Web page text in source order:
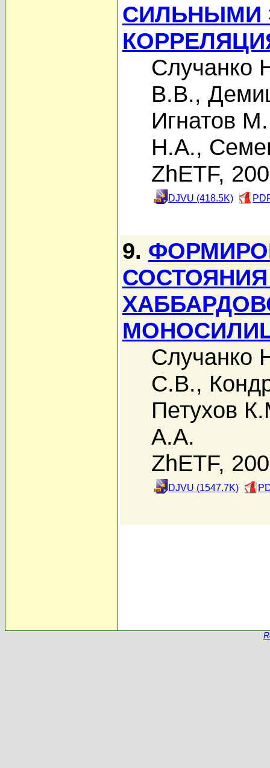
СИЛЬНЫМИ
Случанко
В.В.,
Игнатов
Н.А.,
ZhETF,
DJVU (418.5K)
9.
Случанко
С.В.,
Петухов
А.А.
ZhETF,
DJVU (1547.7K)